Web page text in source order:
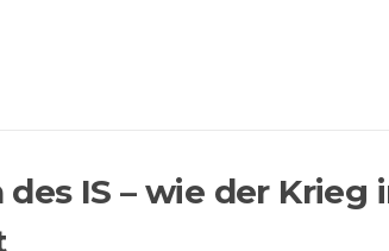
des IS – wie der Krieg